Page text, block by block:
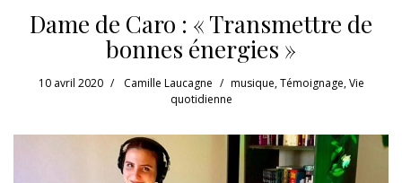
Dame de Caro : « Transmettre de
bonnes énergies »
10 avril 2020 Camille Laucagne musique,Témoignage,Vie
quotidienne